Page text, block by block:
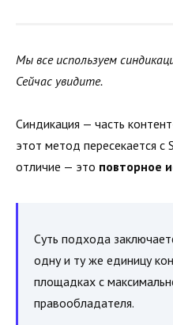
Мы все используем
Сейчас увидите.
Синдикация — часть
этот метод пересекается с
отличие — это повторное
Суть подхода
одну и ту же единицу
площадках с
правообладателя.